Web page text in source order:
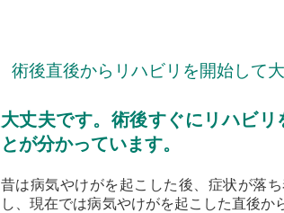
術後直後からリハビリを開始して
大丈夫です。術後すぐにリハビ
とが分かっています。
昔は病気やけがを起こした後、症状が落
し、現在では病気やけがを起こした直後